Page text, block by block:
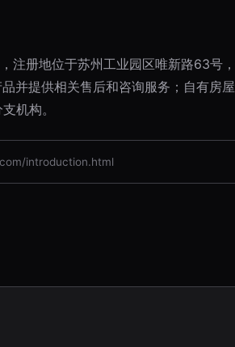
注册地位于苏州工业园区唯新路63号
并提供相关售后和咨询服务；自有房
机构。
introduction.html